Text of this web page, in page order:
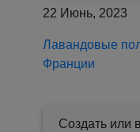
22 Июнь, 2023
Лавандовые
Франции
Создать или